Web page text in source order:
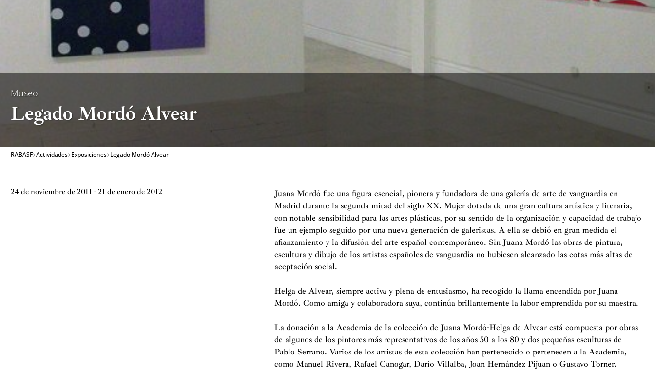
Museo
Legado Mordó Alvear
RABASF Actividades Exposiciones Legado Mordó Alvear
24 de noviembre de 2011 - 21 de enero de 2012
Juana Mordó fue una figura esencial, pionera y fundadora de una galería de arte de vanguardia en
Madrid durante la segunda mitad del siglo XX. Mujer dotada de una gran cultura artística y literaria,
con notable sensibilidad para las artes plásticas, por su sentido de la organización y capacidad de trabajo
fue un ejemplo seguido por una nueva generación de galeristas. A ella se debió en gran medida el
afianzamiento y la difusión del arte español contemporáneo. Sin Juana Mordó las obras de pintura,
escultura y dibujo de los artistas españoles de vanguardia no hubiesen alcanzado las cotas más altas de
aceptación social.
Helga de Alvear, siempre activa y plena de entusiasmo, ha recogido la llama encendida por Juana
Mordó. Como amiga y colaboradora suya, continúa brillantemente la labor emprendida por su maestra.
La donación a la Academia de la colección de Juana Mordó-Helga de Alvear está compuesta por obras
de algunos de los pintores más representativos de los años 50 a los 80 y dos pequeñas esculturas de
Pablo Serrano. Varios de los artistas de esta colección han pertenecido o pertenecen a la Academia,
como Manuel Rivera, Rafael Canogar, Darío Villalba, Joan Hernández Pijuan o Gustavo Torner.